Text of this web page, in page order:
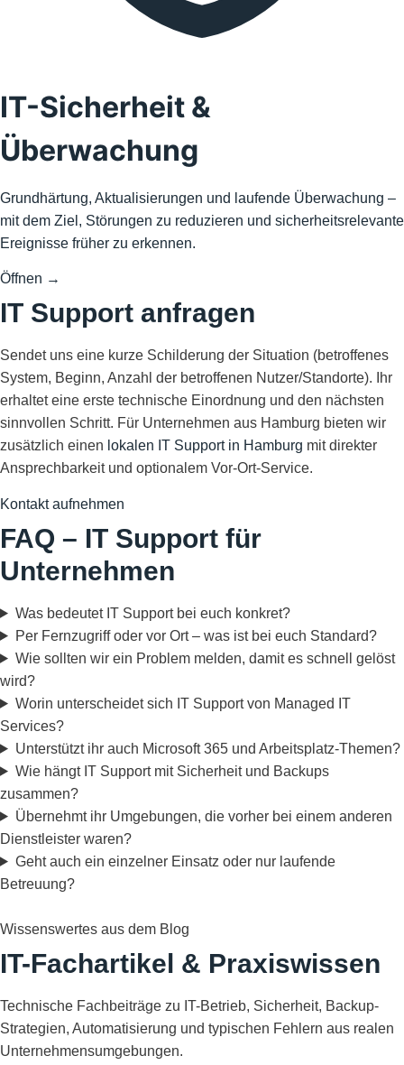
IT-Sicherheit &
Überwachung
Grundhärtung, Aktualisierungen und laufende Überwachung –
mit dem Ziel, Störungen zu reduzieren und sicherheitsrelevante
Ereignisse früher zu erkennen.
Öffnen →
IT Support anfragen
Sendet uns eine kurze Schilderung der Situation (betroffenes
System, Beginn, Anzahl der betroffenen Nutzer/Standorte). Ihr
erhaltet eine erste technische Einordnung und den nächsten
sinnvollen Schritt. Für Unternehmen aus Hamburg bieten wir
zusätzlich einen lokalen IT Support in Hamburg mit direkter
Ansprechbarkeit und optionalem Vor-Ort-Service.
Kontakt aufnehmen
FAQ – IT Support für
Unternehmen
Was bedeutet IT Support bei euch konkret?
Per Fernzugriff oder vor Ort – was ist bei euch Standard?
Wie sollten wir ein Problem melden, damit es schnell gelöst
wird?
Worin unterscheidet sich IT Support von Managed IT
Services?
Unterstützt ihr auch Microsoft 365 und Arbeitsplatz-Themen?
Wie hängt IT Support mit Sicherheit und Backups
zusammen?
Übernehmt ihr Umgebungen, die vorher bei einem anderen
Dienstleister waren?
Geht auch ein einzelner Einsatz oder nur laufende
Betreuung?
Wissenswertes aus dem Blog
IT-Fachartikel & Praxiswissen
Technische Fachbeiträge zu IT-Betrieb, Sicherheit, Backup-
Strategien, Automatisierung und typischen Fehlern aus realen
Unternehmensumgebungen.